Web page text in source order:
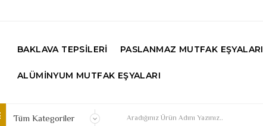
BAKLAVA TEPSILERI PASLANMAZ MUTFAK EŞYALARI
ALÜMINYUM MUTFAK EŞYALARI